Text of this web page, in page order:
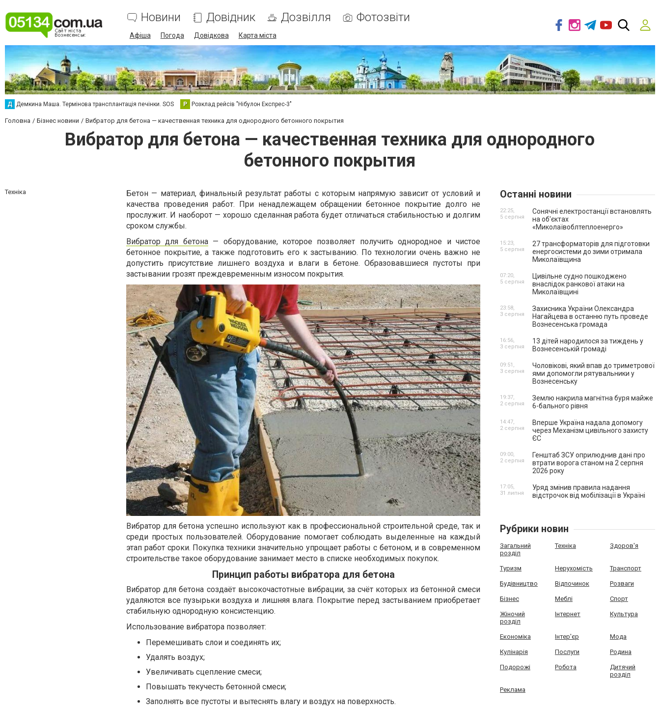
Новини Довідник Дозвілля Фотозвіти
Афіша Погода Довідкова Карта міста
Д Демкина Маша. Термінова трансплантація печінки. SOS Р Розклад рейсів "Нібулон Експрес-3"
Головна Бізнес новини Вибратор для бетона — качественная техника для однородного бетонного покрытия
Вибратор для бетона — качественная техника для однородного
бетонного покрытия
Техніка
Бетон — материал, финальный результат работы с которым напрямую зависит от условий и
качества проведения работ. При ненадлежащем обращении бетонное покрытие долго не
прослужит. И наоборот — хорошо сделанная работа будет отличаться стабильностью и долгим
сроком службы.
Вибратор для бетона— оборудование, которое позволяет получить однородное и чистое
бетонное покрытие, а также подготовить его к застыванию. По технологии очень важно не
допустить присутствие лишнего воздуха и влаги в бетоне. Образовавшиеся пустоты при
застывании грозят преждевременным износом покрытия.
Вибратор для бетона успешно используют как в профессиональной строительной среде, так и
среди простых пользователей. Оборудование помогает соблюдать выделенные на каждый
этап работ сроки. Покупка техники значительно упрощает работы с бетоном, и в современном
строительстве такое оборудование занимает место в списке необходимых покупок.
Принцип работы вибратора для бетона
Вибратор для бетона создаёт высокочастотные вибрации, за счёт которых из бетонной смеси
удаляются все пузырьки воздуха и лишняя влага. Покрытие перед застыванием приобретает
стабильную однородную консистенцию.
Использование вибратора позволяет:
Перемешивать слои и соединять их;
Удалять воздух;
Увеличивать сцепление смеси;
Повышать текучесть бетонной смеси;
Заполнять все пустоты и вытеснять влагу и воздух на поверхность.
Останні новини
Сонячні електростанції встановлять
на об'єктах
«Миколаївоблтеплоенерго»
22:25,
5 серпня
27 трансформаторів для підготовки
енергосистеми до зими отримала
Миколаївщина
15:23,
5 серпня
Цивільне судно пошкоджено
внаслідок ранкової атаки на
Миколаївщині
07:20,
5 серпня
Захисника України Олександра
Нагайцева в останню путь проведе
Вознесенська громада
23:58,
3 серпня
13 дітей народилося за тиждень у
Вознесенській громаді
16:56,
3 серпня
Чоловікові, який впав до триметрової
ями допомогли рятувальники у
Вознесенську
09:51,
3 серпня
Землю накрила магнітна буря майже
6-бального рівня
19:37,
2 серпня
Вперше Україна надала допомогу
через Механізм цивільного захисту
ЄС
14:47,
2 серпня
Генштаб ЗСУ оприлюднив дані про
втрати ворога станом на 2 серпня
2026 року
09:00,
2 серпня
Уряд змінив правила надання
відстрочок від мобілізації в Україні
17:05,
31 липня
Рубрики новин
Загальний
розділ
Техніка Здоров'я
Туризм Нерухомість Транспорт
Будівництво Відпочинок Розваги
Бізнес Меблі Спорт
Жіночий
розділ
Інтернет Культура
Економіка Інтер'єр Мода
Кулінарія Послуги Родина
Подорожі Робота
Дитячий
розділ
Реклама